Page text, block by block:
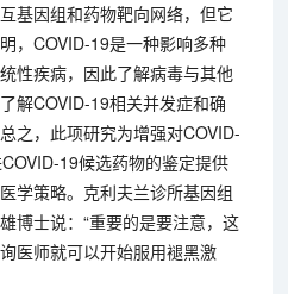
基因组和药物靶向网络，但它
，COVID-19是一种影响多种
性疾病，因此了解病毒与其他
解COVID-19相关并发症和确
之，此项研究为增强对COVID-
19候选药物的鉴定提供
学策略。克利夫兰诊所基因组
博士说：“重要的是要注意，这
医师就可以开始服用褪黑激